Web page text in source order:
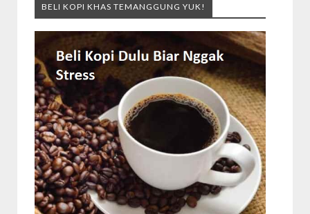
BELI KOPI KHAS TEMANGGUNG YUK!